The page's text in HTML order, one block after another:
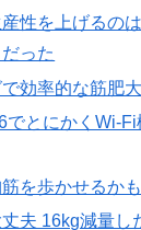
性を上げるの
った
効率的な筋肥
とにかくWi-Fi
を歩かせるか
夫 16kg減量し